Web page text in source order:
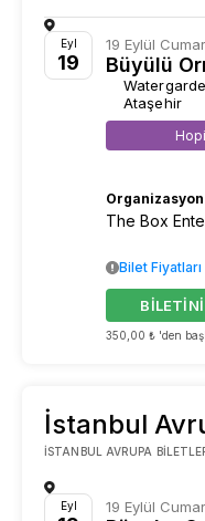
Eyl
19
19 Eylül
Büyülü
Ataşehir
Organizasyon
The Box
350,00 ₺ 'den
Bilet Fiyatları
İstanbul
İSTANBUL AVRUPA
Eyl 19 Eylül